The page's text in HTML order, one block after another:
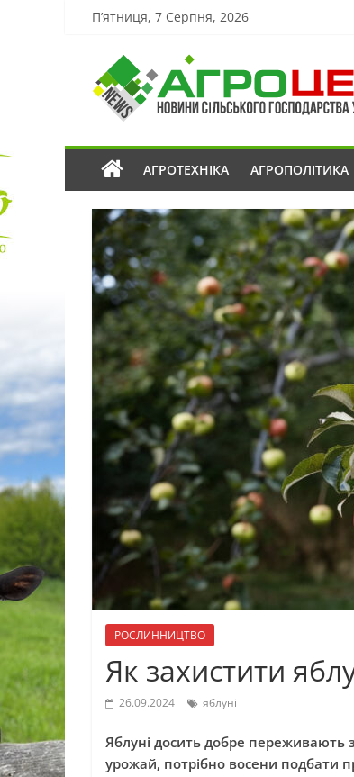
П’ятниця, 7 Серпня, 2026
АГРОТЕХНІКА АГРОПОЛІТИКА
РОСЛИННИЦТВО
Як захистити
26.09.2024 яблуні
Яблуні досить добре переживають
урожай, потрібно восени подбати